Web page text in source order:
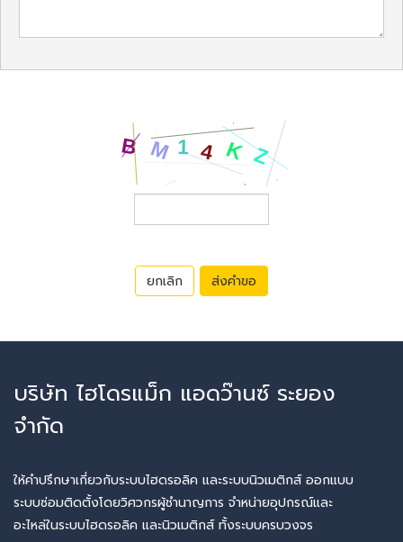
ยกเลิก ส่งคำขอ
บริษัท ไฮโดรแม็ก แอดว๊านซ์ ระยอง
จำกัด
ให้คำปรึกษาเกี่ยวกับระบบไฮดรอลิค และระบบนิวเมติกส์ ออกแบบ
ระบบซ่อมติดตั้งโดยวิศวกรผู้ชำนาญการ จำหน่ายอุปกรณ์และ
อะไหล่ในระบบไฮดรอลิค และนิวเมติกส์​ ทั้งระบบครบวงจร